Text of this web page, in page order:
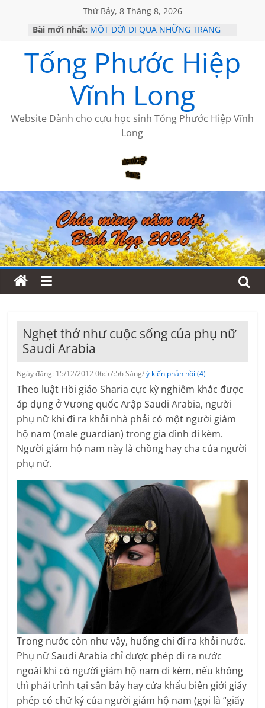
Thứ Bảy, 8 Tháng 8, 2026
Bài mới nhất: MỘT ĐỜI ĐI QUA NHỮNG TRANG
KHÔNG ĐỀ 19 CỦA THÁI LÃO
CHÙM THƠ CỦA BÍCH HÀ
GIÃ TỪ ĐÀ LẠT của ANTH ĐOÀN
HỌC SỬ HỒI XƯA
Tống Phước Hiệp
Vĩnh Long
Website Dành cho cựu học sinh Tống Phước Hiệp Vĩnh
Long
Nghẹt thở như cuộc sống của phụ nữ
Saudi Arabia
Ngày đăng: 15/12/2012 06:57:56 Sáng/ý kiến phản hồi (4)
Theo luật Hồi giáo Sharia cực kỳ nghiêm khắc được
áp dụng ở Vương quốc Arập Saudi Arabia, người
phụ nữ khi đi ra khỏi nhà phải có một người giám
hộ nam (male guardian) trong gia đình đi kèm.
Người giám hộ nam này là chồng hay cha của người
phụ nữ.
Trong nước còn như vậy, huống chi đi ra khỏi nước.
Phụ nữ Saudi Arabia chỉ được phép đi ra nước
ngoài khi có người giám hộ nam đi kèm, nếu không
thì phải trình tại sân bây hay cửa khẩu biên giới giấy
phép có chữ ký của người giám hộ nam (gọi là “giấy